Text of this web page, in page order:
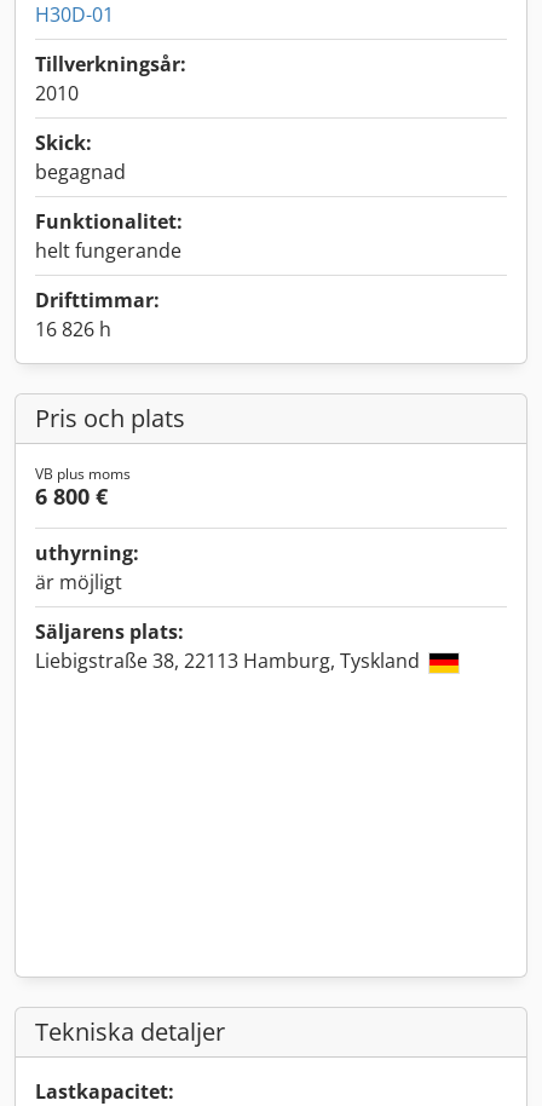
H30D-01
Tillverkningsår:
2010
Skick:
begagnad
Funktionalitet:
helt fungerande
Drifttimmar:
16 826 h
Pris och plats
VB plus moms
6 800 €
uthyrning:
är möjligt
Säljarens plats:
Liebigstraße 38, 22113 Hamburg, Tyskland
Tekniska detaljer
Lastkapacitet: